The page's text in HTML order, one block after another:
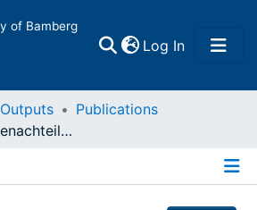
of Bamberg
Log In(current)
Publications
Erfahrung mit Benachteiligung in verschiedenen Lebensbereichen